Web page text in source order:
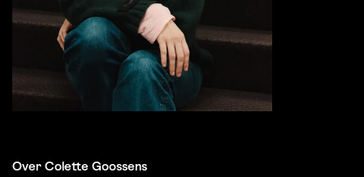
Over Colette Goossens